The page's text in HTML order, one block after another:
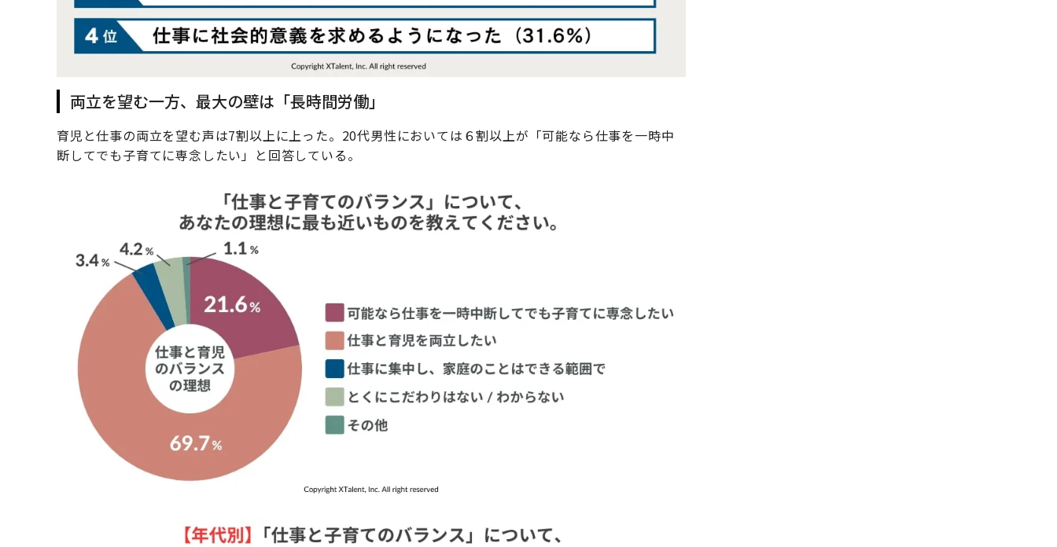
両立を望む一方、最大の壁は「長時間労働」
育児と仕事の両立を望む声は7割以上に上った。20代男性においては６割以上が「可能なら仕事を一時中
断してでも子育てに専念したい」と回答している。